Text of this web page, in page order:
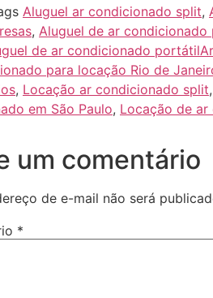
Aluguel ar condicionado split,
, Aluguel de ar condicionado
de ar condicionado
para locação Rio de
, Locação ar condicionado split,
em São Paulo, Locação de
um comentário
de e-mail não será
*